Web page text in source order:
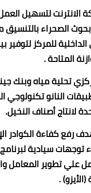
لتسهيل
الصحراء بالتنسيق
للمركز
المتاحة .
تحلية مياه وبنك
النانو تكنولوجي
لانتاج أصناف النخيل.
رفع كفاءة الكوادر
سيادية
علي تطوير المعامل
.